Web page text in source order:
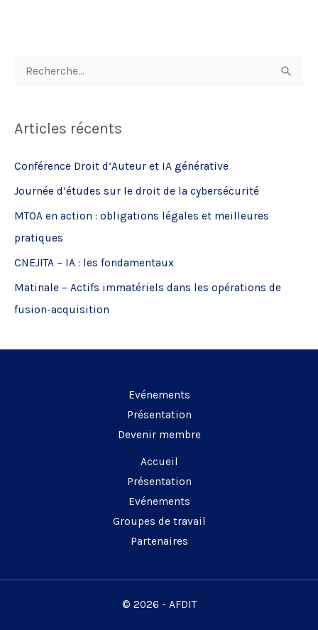
h
c
h
e
r
:
Articles récents
Conférence Droit d’Auteur et IA générative
Journée d’études sur le droit de la cybersécurité
MTOA en action : obligations légales et meilleures
pratiques
CNEJITA – IA : les fondamentaux
Matinale – Actifs immatériels dans les opérations de
fusion-acquisition
Evénements
Présentation
Devenir membre
Accueil
Présentation
Evénements
Groupes de travail
Partenaires
© 2026 - AFDIT